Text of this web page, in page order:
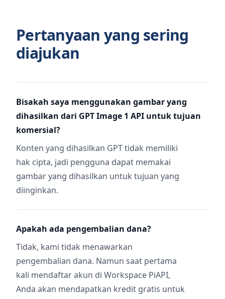
Pertanyaan yang sering
diajukan
Bisakah saya menggunakan gambar yang
dihasilkan dari GPT Image 1 API untuk tujuan
komersial?
Konten yang dihasilkan GPT tidak memiliki
hak cipta, jadi pengguna dapat memakai
gambar yang dihasilkan untuk tujuan yang
diinginkan.
Apakah ada pengembalian dana?
Tidak, kami tidak menawarkan
pengembalian dana. Namun saat pertama
kali mendaftar akun di Workspace PiAPI,
Anda akan mendapatkan kredit gratis untuk